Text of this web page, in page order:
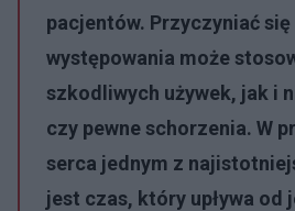
pacjentów. Przyczyniać
występowania może
szkodliwych używek, jak i
czy pewne schorzenia. W
serca jednym z
jest czas, który upływa od